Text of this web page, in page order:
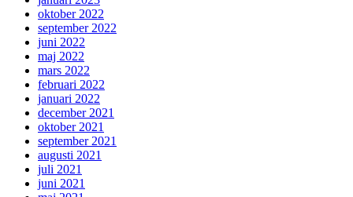
oktober 2022
september 2022
juni 2022
maj 2022
mars 2022
februari 2022
januari 2022
december 2021
oktober 2021
september 2021
augusti 2021
juli 2021
juni 2021